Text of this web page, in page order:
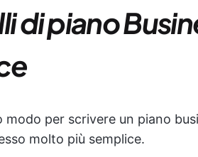
di piano
modo per scrivere un piano
molto più semplice.